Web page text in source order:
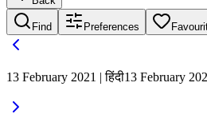
Find Preferences
13 February 2021 | हिंदी13 February